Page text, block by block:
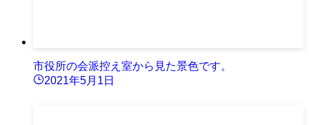
市役所の会派控え室から見た景色です。
2021年5月1日